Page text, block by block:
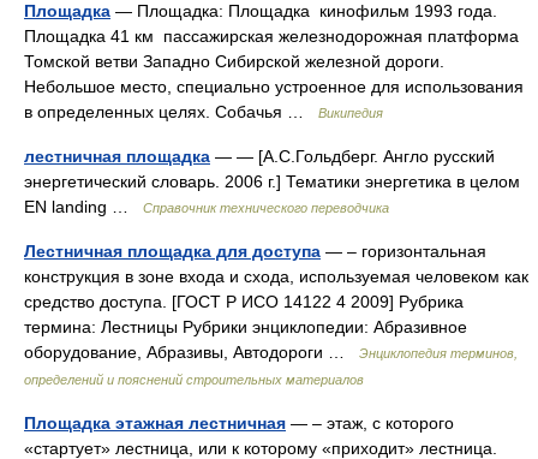
Площадка — Площадка: Площадка кинофильм 1993 года.
Площадка 41 км пассажирская железнодорожная платформа
Томской ветви Западно Сибирской железной дороги.
Небольшое место, специально устроенное для использования
в определенных целях. Собачья …
Википедия
лестничная площадка — — [А.С.Гольдберг. Англо русский
энергетический словарь. 2006 г.] Тематики энергетика в целом
EN landing …
Справочник технического переводчика
Лестничная площадка для доступа — – горизонтальная
конструкция в зоне входа и схода, используемая человеком как
средство доступа. [ГОСТ Р ИСО 14122 4 2009] Рубрика
термина: Лестницы Рубрики энциклопедии: Абразивное
оборудование, Абразивы, Автодороги …
Энциклопедия терминов,
определений и пояснений строительных материалов
Площадка этажная лестничная — – этаж, с которого
«стартует» лестница, или к которому «приходит» лестница.